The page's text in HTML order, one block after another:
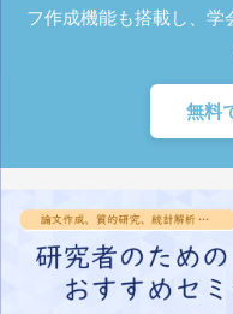
フ作成機能も搭載し、学
無料